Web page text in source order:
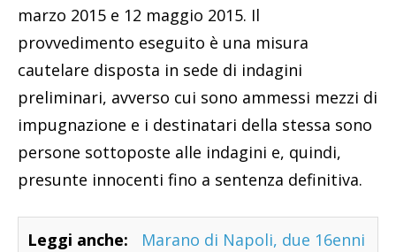
marzo 2015 e 12 maggio 2015. Il
provvedimento eseguito è una misura
cautelare disposta in sede di indagini
preliminari, avverso cui sono ammessi mezzi di
impugnazione e i destinatari della stessa sono
persone sottoposte alle indagini e, quindi,
presunte innocenti fino a sentenza definitiva.
Leggi anche:
Marano di Napoli, due 16enni